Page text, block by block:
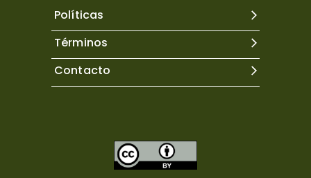
Políticas
Términos
Contacto